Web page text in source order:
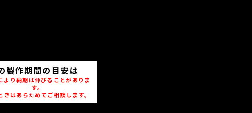
製作期間の目安は
より納期は伸びることがありま
す。
きはあらためてご相談します。